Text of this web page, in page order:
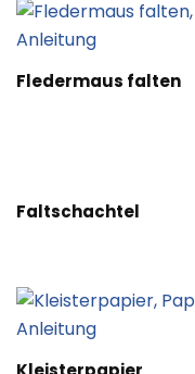
Fledermaus falten
Faltschachtel